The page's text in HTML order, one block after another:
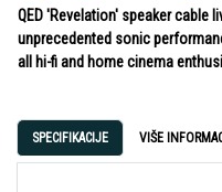
QED 'Revelation' speaker cable
unprecedented sonic
all hi-fi and home cinema
SPECIFIKACIJE VIŠE